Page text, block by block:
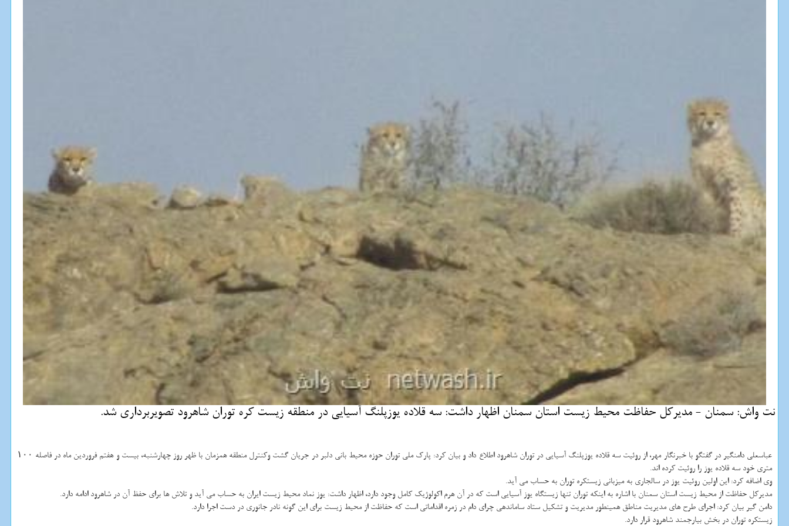
نت واش: سمنان - مدیركل حفاظت محیط زیست استان سمنان اظهار داشت: سه قلاده یوزپلنگ آسیایی در منطقه زیست كره توران شاهرود تصویربرداری شد.
عباسعلی دامنگیر در گفتگو با خبرنگار مهر، از روئیت سه قلاده یوزپلنگ آسیایی در توران شاهرود اطلاع داد و بیان كرد: پارك ملی توران حوزه محیط بانی دلبر در جریان گشت وكنترل منطقه همزمان با ظهر روز چهارشنبه، بیست و هفتم فروردین ماه در فاصله ۱۰۰
متری خود سه قلاده یوز را روئیت كرده اند.
وی اضافه كرد: این اولین روئیت یوز در سالجاری به میزبانی زیستكره توران به حساب می آید.
مدیركل حفاظت از محیط زیست استان سمنان با اشاره به اینكه توران تنها زیستگاه یوز آسیایی است كه در آن هرم اكولوژیك كامل وجود دارد، اظهار داشت: یوز نماد محیط زیست ایران به حساب می آید و تلاش ها برای حفظ آن در شاهرود ادامه دارد.
دامن گیر بیان كرد: اجرای طرح های مدیریت مناطق همینطور مدیریت و تشكیل ستاد ساماندهی چرای دام در زمره اقداماتی است كه حفاظت از محیط زیست برای این گونه نادر جانوری در دست اجرا دارد.
زیستكره توران در بخش بیارجمند شاهرود قرار دارد.